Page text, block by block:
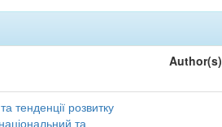
Author(s)
тенденції розвитку
та